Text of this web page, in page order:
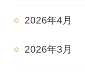
2026年4月
2026年3月